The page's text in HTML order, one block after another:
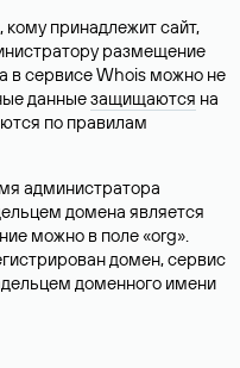
кому принадлежит сайт,
размещение
в сервисе Whois можно не
данныезащищаются на
по правилам
администратора
домена является
можно в поле «org».
домен, сервис
доменного имени